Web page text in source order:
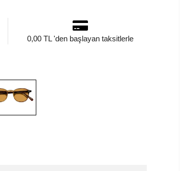
0,00 TL 'den başlayan taksitlerle